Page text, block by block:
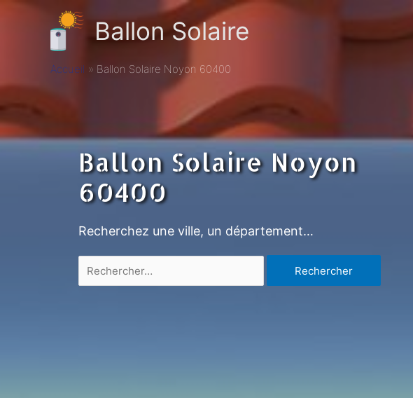
Ballon Solaire
Accueil Ballon Solaire Noyon 60400
Ballon Solaire Noyon
60400
Recherchez une ville, un département…